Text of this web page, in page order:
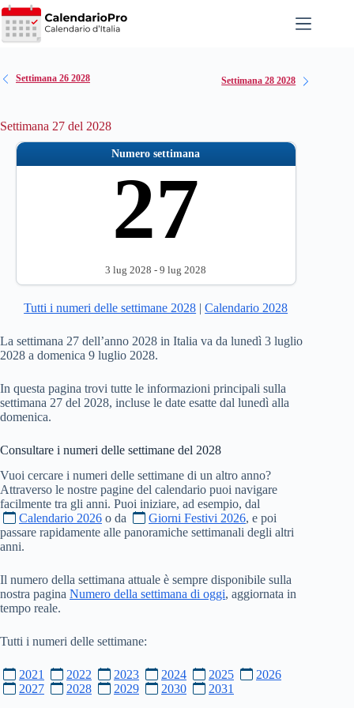
Salta
al
contenuto
Settimana 26 2028 Settimana 28 2028
Settimana 27 del 2028
Numero settimana
27
3 lug 2028 - 9 lug 2028
Tutti i numeri delle settimane 2028 |Calendario 2028
La settimana 27 dell’anno 2028 in Italia va da lunedì 3 luglio
2028 a domenica 9 luglio 2028.
In questa pagina trovi tutte le informazioni principali sulla
settimana 27 del 2028, incluse le date esatte dal lunedì alla
domenica.
Consultare i numeri delle settimane del 2028
Vuoi cercare i numeri delle settimane di un altro anno?
Attraverso le nostre pagine del calendario puoi navigare
facilmente tra gli anni. Puoi iniziare, ad esempio, dal
Calendario 2026 o da Giorni Festivi 2026, e poi
passare rapidamente alle panoramiche settimanali degli altri
anni.
Il numero della settimana attuale è sempre disponibile sulla
nostra pagina Numero della settimana di oggi, aggiornata in
tempo reale.
Tutti i numeri delle settimane:
2021 2022 2023 2024 2025
2026
2027
2028 2029 2030 2031